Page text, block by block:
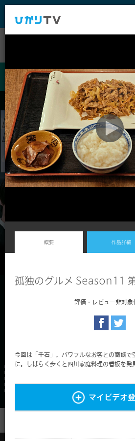
ビデ
概要 作品詳細
孤独のグルメ Season11
評価・レビュー非対象
今回は「千石」。パワフルなお客との商談で
に。しばらく歩くと四川家庭料理の看板を発
マイビデオ